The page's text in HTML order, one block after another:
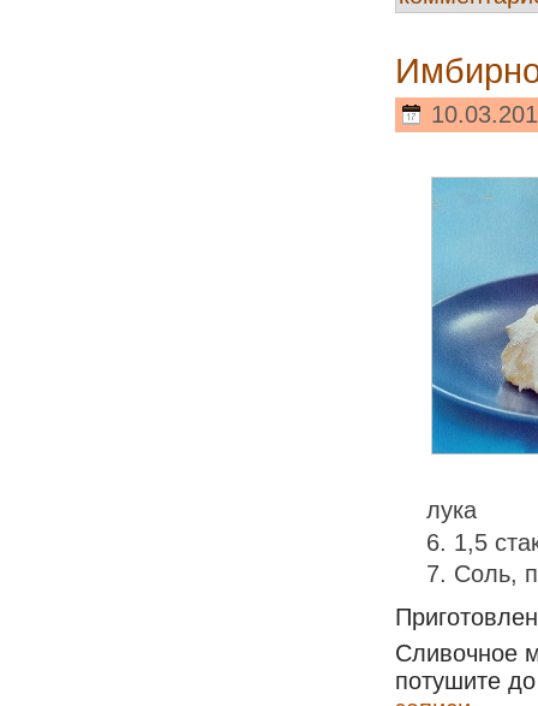
лука
1,5
Соль,
Сливочное
потушите